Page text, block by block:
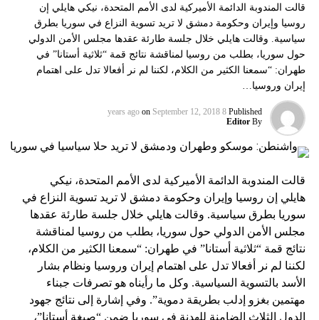
قالت المندوبة الدائمة الأميركية لدى الأمم المتحدة، نيكي هايلي إن
روسيا وإيران وحكومة دمشق لا تريد تسوية النزاع في سوريا بطرق
سياسية. وقالت هايلي خلال جلسة طارئة عقدها مجلس الأمن الدولي
حول سوريا، بطلب من روسيا لمناقشة نتائج قمة “ثلاثية أستانا” في
طهران: “سمعنا الكثير من الكلام، لكننا لم نر أفعالا تدل على اهتمام
إيران وروسيا…
Published
8 years ago
on September 12, 2018
By
Editor
قالت المندوبة الدائمة الأميركية لدى الأمم المتحدة، نيكي
هايلي إن روسيا وإيران وحكومة دمشق لا تريد تسوية النزاع في
سوريا بطرق سياسية. وقالت هايلي خلال جلسة طارئة عقدها
مجلس الأمن الدولي حول سوريا، بطلب من روسيا لمناقشة
نتائج قمة “ثلاثية أستانا” في طهران: “سمعنا الكثير من الكلام،
لكننا لم نر أفعالا تدل على اهتمام إيران وروسيا ونظام بشار
الأسد بالتسوية السياسية. وكل ما رأيناه هو تصرفات جبناء
مهتمين بغزو إدلب بطريقة دموية”. وفي إشارة إلى نتائج جهود
الدول الثلاث الضامنة للهدنة في سوريا ضمن “صيغة أستانا”،